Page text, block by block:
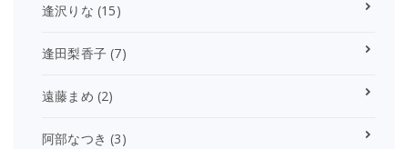
逢沢りな (15)
逢田梨香子 (7)
遠藤まめ (2)
阿部なつき (3)